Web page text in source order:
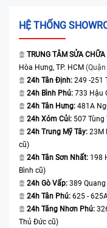
HỆ THỐNG
TRUNG TÂM SỬA
Hòa Hưng, TP. HCM
24h Tân Định: 249 -251
24h Bình Phú: 733 Hậu
24h Tân Hưng: 481A
24h Xóm Củi: 507 Tùng
24h Trung Mỹ Tây: 23M
cũ)
24h Tân Sơn Nhất: 198
Bình cũ)
24h Gò Vấp: 389 Quang
24h Tân Phú: 625 -
24h Tăng Nhơn Phú:
Thủ Đức cũ)